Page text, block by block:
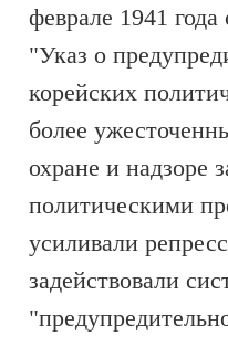
феврале 1941
"Указ о
корейских
более
охране и надзоре
политическими
усиливали
задействовали